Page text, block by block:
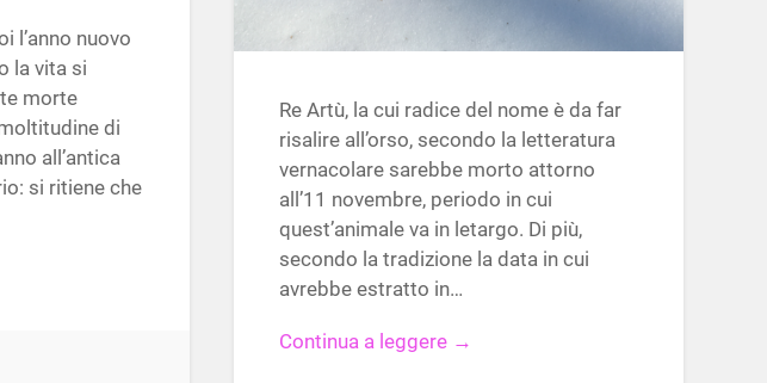
l’anno nuovo
la vita si
morte
di
all’antica
si ritiene che
Re Artù, la cui radice del nome è da far
risalire all’orso, secondo la letteratura
vernacolare sarebbe morto attorno
all’11 novembre, periodo in cui
quest’animale va in letargo. Di più,
secondo la tradizione la data in cui
avrebbe estratto in…
Continua a leggere →